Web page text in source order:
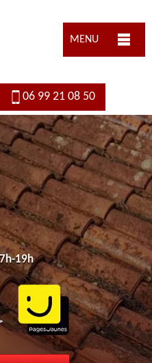
MENU
06 99 21 08 50
19h